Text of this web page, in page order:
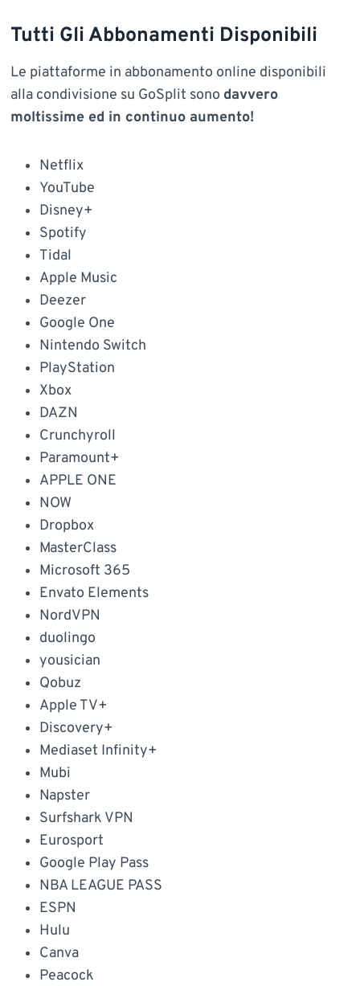
Tutti Gli Abbonamenti Disponibili
Le piattaforme in abbonamento online disponibili
alla condivisione su GoSplit sono davvero
moltissime ed in continuo aumento!
Netflix
YouTube
Disney+
Spotify
Tidal
Apple Music
Deezer
Google One
Nintendo Switch
PlayStation
Xbox
DAZN
Crunchyroll
Paramount+
APPLE ONE
NOW
Dropbox
MasterClass
Microsoft 365
Envato Elements
NordVPN
duolingo
yousician
Qobuz
Apple TV+
Discovery+
Mediaset Infinity+
Mubi
Napster
Surfshark VPN
Eurosport
Google Play Pass
NBA LEAGUE PASS
ESPN
Hulu
Canva
Peacock